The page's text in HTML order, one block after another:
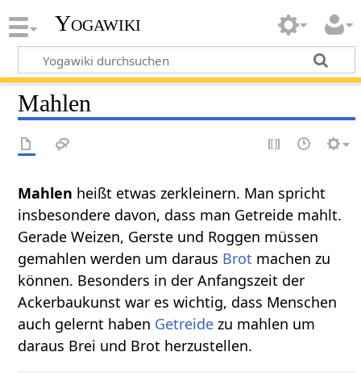
Yogawiki
Mahlen
heißt etwas zerkleinern. Man spricht
insbesondere davon, dass man Getreide mahlt.
Gerade Weizen, Gerste und Roggen müssen
gemahlen werden um daraus Brot machen zu
können. Besonders in der Anfangszeit der
Ackerbaukunst war es wichtig, dass Menschen
auch gelernt haben Getreide zu mahlen um
daraus Brei und Brot herzustellen.